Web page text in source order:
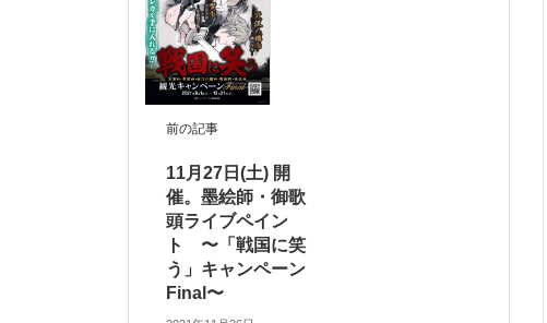
前の記事
11月27日(土) 開
催。墨絵師・御歌
頭ライブペイン
ト 〜「戦国に笑
う」キャンペーン
Final〜